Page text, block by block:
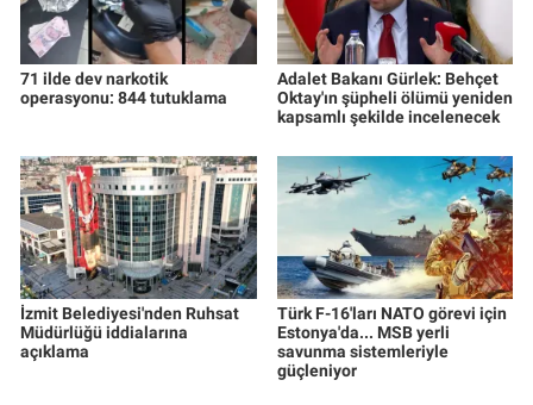
71 ilde dev narkotik
operasyonu: 844 tutuklama
Adalet Bakanı Gürlek: Behçet
Oktay'ın şüpheli ölümü yeniden
kapsamlı şekilde incelenecek
İzmit Belediyesi'nden Ruhsat
Müdürlüğü iddialarına
açıklama
Türk F-16'ları NATO görevi için
Estonya'da... MSB yerli
savunma sistemleriyle
güçleniyor